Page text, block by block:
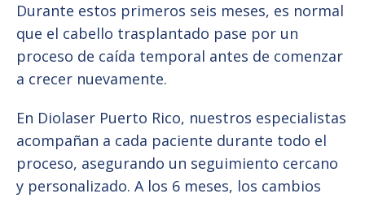
Durante estos primeros seis meses, es normal
que el cabello trasplantado pase por un
proceso de caída temporal antes de comenzar
a crecer nuevamente.
En Diolaser Puerto Rico, nuestros especialistas
acompañan a cada paciente durante todo el
proceso, asegurando un seguimiento cercano
y personalizado. A los 6 meses, los cambios